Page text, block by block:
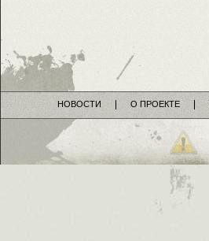
НОВОСТИ О ПРОЕКТЕ